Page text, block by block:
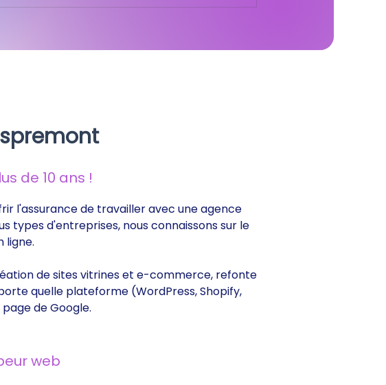
de 10 ans !
l'assurance de travailler avec une agence
types d'entreprises, nous connaissons sur le
ligne.
de sites vitrines et e-commerce, refonte
quelle plateforme (WordPress, Shopify,
de Google.
web